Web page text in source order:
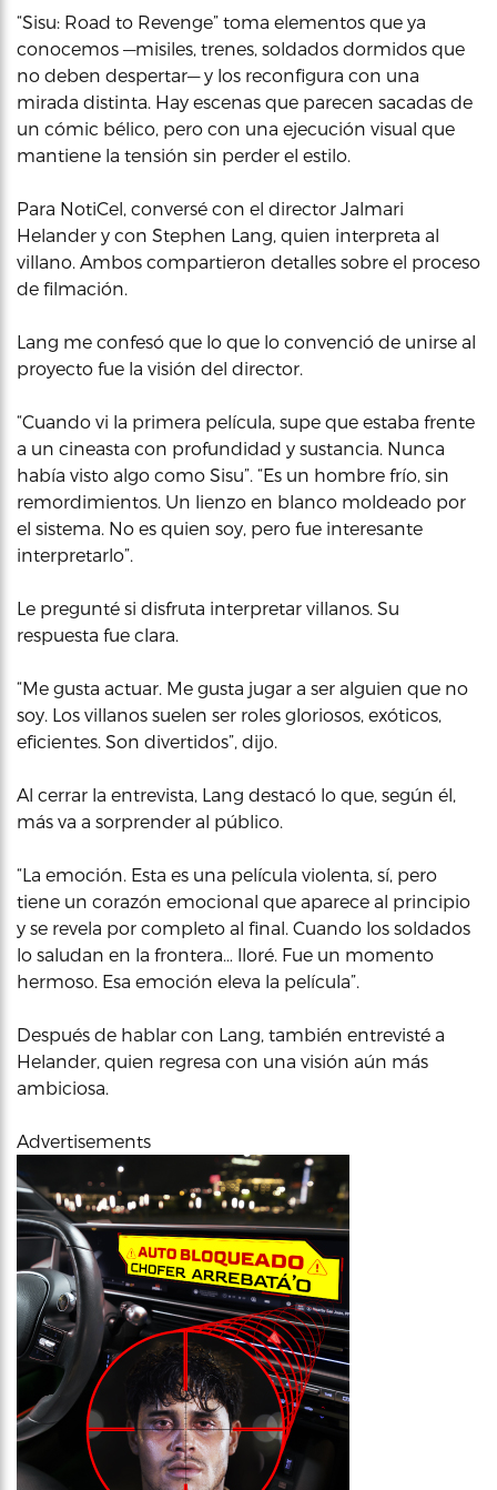
“Sisu: Road to Revenge” toma elementos que ya
conocemos —misiles, trenes, soldados dormidos que
no deben despertar— y los reconfigura con una
mirada distinta. Hay escenas que parecen sacadas de
un cómic bélico, pero con una ejecución visual que
mantiene la tensión sin perder el estilo.
Para NotiCel, conversé con el director Jalmari
Helander y con Stephen Lang, quien interpreta al
villano. Ambos compartieron detalles sobre el proceso
de filmación.
Lang me confesó que lo que lo convenció de unirse al
proyecto fue la visión del director.
“Cuando vi la primera película, supe que estaba frente
a un cineasta con profundidad y sustancia. Nunca
había visto algo como Sisu”. “Es un hombre frío, sin
remordimientos. Un lienzo en blanco moldeado por
el sistema. No es quien soy, pero fue interesante
interpretarlo”.
Le pregunté si disfruta interpretar villanos. Su
respuesta fue clara.
“Me gusta actuar. Me gusta jugar a ser alguien que no
soy. Los villanos suelen ser roles gloriosos, exóticos,
eficientes. Son divertidos”, dijo.
Al cerrar la entrevista, Lang destacó lo que, según él,
más va a sorprender al público.
“La emoción. Esta es una película violenta, sí, pero
tiene un corazón emocional que aparece al principio
y se revela por completo al final. Cuando los soldados
lo saludan en la frontera… lloré. Fue un momento
hermoso. Esa emoción eleva la película”.
Después de hablar con Lang, también entrevisté a
Helander, quien regresa con una visión aún más
ambiciosa.
Advertisements